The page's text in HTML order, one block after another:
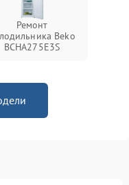
Ремонт
Beko
BCHA275E3S